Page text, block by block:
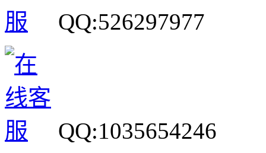
QQ:526297977
QQ:1035654246